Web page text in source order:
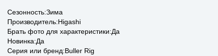
Сезонность:Зима
Производитель:Higashi
Брать фото для характеристики:Да
Новинка:Да
Серия или бренд:Buller Rig